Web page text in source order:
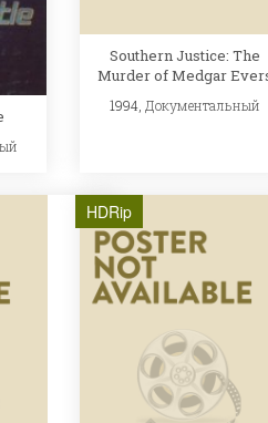
Southern Justice: The
Murder of Medgar
1994, Документальный
HDRip